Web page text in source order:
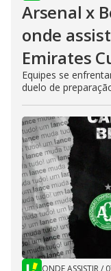
Arsenal x
onde
Emirates
Equipes se
duelo de